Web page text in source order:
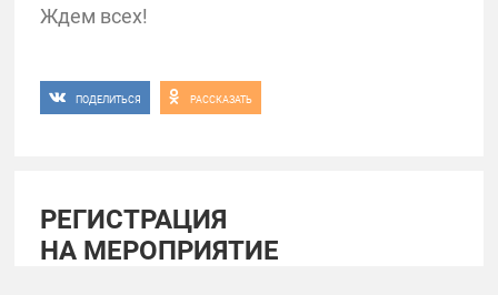
Ждем всех!
ПОДЕЛИТЬСЯ РАССКАЗАТЬ
РЕГИСТРАЦИЯ
НА МЕРОПРИЯТИЕ